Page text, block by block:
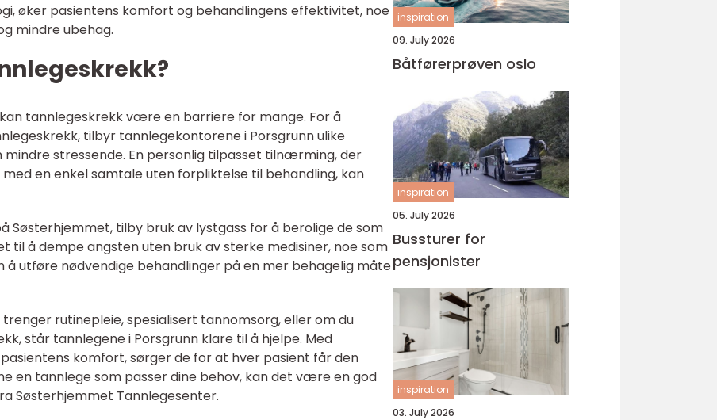
øker pasientens komfort og behandlingens effektivitet, noe
mindre ubehag.
tannlegeskrekk være en barriere for mange. For å
tilbyr tannlegekontorene i Porsgrunn ulike
stressende. En personlig tilpasset tilnærming, der
en enkel samtale uten forpliktelse til behandling, kan
Søsterhjemmet, tilby bruk av lystgass for å berolige de som
til å dempe angsten uten bruk av sterke medisiner, noe som
å utføre nødvendige behandlinger på en mer behagelig måte
rutinepleie, spesialisert tannomsorg, eller om du
står tannlegene i Porsgrunn klare til å hjelpe. Med
komfort, sørger de for at hver pasient får den
en tannlege som passer dine behov, kan det være en god
Søsterhjemmet Tannlegesenter.
inspiration
09. July 2026
Båtførerprøven oslo
inspiration
05. July 2026
Bussturer for
pensjonister
inspiration
03. July 2026